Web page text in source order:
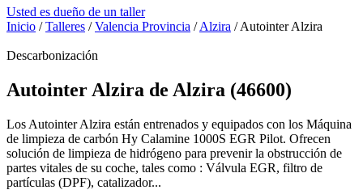
Usted es dueño de un taller
Inicio /Talleres /Valencia Provincia /Alzira /Autointer Alzira
Descarbonización
Autointer Alzira de Alzira (46600)
Los Autointer Alzira están entrenados y equipados con los Máquina
de limpieza de carbón Hy Calamine 1000S EGR Pilot. Ofrecen
solución de limpieza de hidrógeno para prevenir la obstrucción de
partes vitales de su coche, tales como : Válvula EGR, filtro de
partículas (DPF), catalizador...